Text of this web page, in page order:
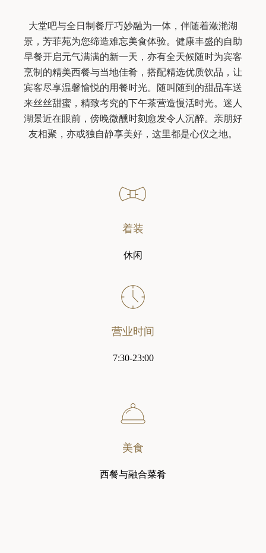
大堂吧与全日制餐厅巧妙融为一体，伴随着潋滟湖
景，芳菲苑为您缔造难忘美食体验。健康丰盛的自助
早餐开启元气满满的新一天，亦有全天候随时为宾客
烹制的精美西餐与当地佳肴，搭配精选优质饮品，让
宾客尽享温馨愉悦的用餐时光。随叫随到的甜品车送
来丝丝甜蜜，精致考究的下午茶营造慢活时光。迷人
湖景近在眼前，傍晚微醺时刻愈发令人沉醉。亲朋好
着装
休闲
营业时间
7:30-23:00
美食
西餐与融合菜肴